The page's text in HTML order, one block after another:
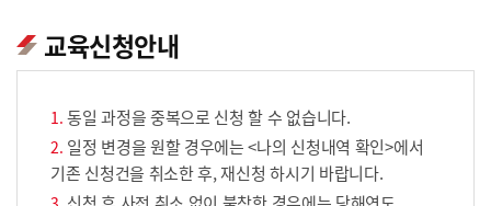
교육신청안내
동일 과정을 중복으로 신청 할 수 없습니다.
일정 변경을 원할 경우에는 <나의 신청내역 확인>에서
기존 신청건을 취소한 후, 재신청 하시기 바랍니다.